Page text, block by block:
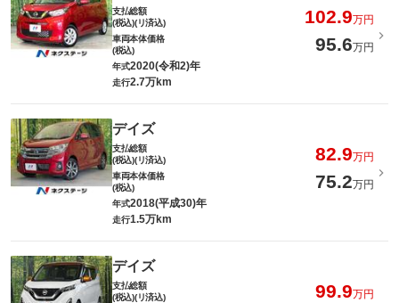
支払総額
(税込)(リ済込)
102.9万円
車両本体価格
(税込)
95.6万円
年式2020(令和2)年
走行2.7万km
デイズ
支払総額
(税込)(リ済込)
82.9万円
車両本体価格
(税込)
75.2万円
年式2018(平成30)年
走行1.5万km
デイズ
支払総額
(税込)(リ済込)
99.9万円